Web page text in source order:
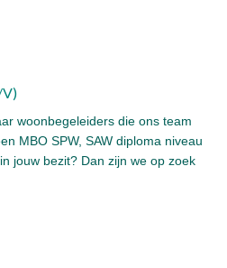
woonbegeleiders die ons team
MBO SPW, SAW diploma niveau
jouw bezit? Dan zijn we op zoek